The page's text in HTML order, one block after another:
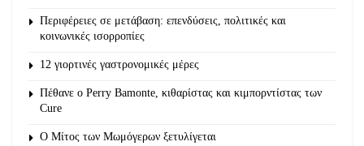
Περιφέρειες σε μετάβαση: επενδύσεις, πολιτικές και
κοινωνικές ισορροπίες
12 γιορτινές γαστρονομικές μέρες
Πέθανε ο Perry Bamonte, κιθαρίστας και κιμπορντίστας των
Cure
O Μίτος των Μωμόγερων ξετυλίγεται